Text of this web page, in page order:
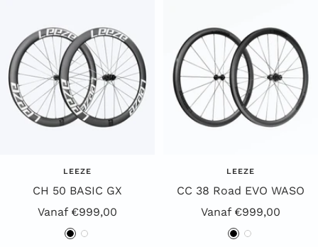
r
t
r
t
LEEZE
CH 50 BASIC GX
Aanbiedingsprijs
Vanaf €999,00
Z W
LEEZE
CC 38 Road EVO WASO
Aanbiedingsprijs
Vanaf €999,00
Z W